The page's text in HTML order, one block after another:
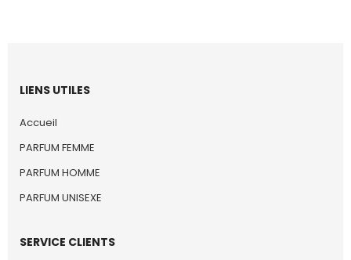
LIENS UTILES
Accueil
PARFUM FEMME
PARFUM HOMME
PARFUM UNISEXE
SERVICE CLIENTS